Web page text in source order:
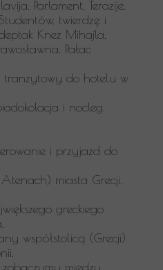
Parlament, Terazije,
twierdzę i
Knez Mihajla,
Pałac
tranzytowy do hotelu w
i nocleg.
i przyjazd do
miasta Grecji.
greckiego
współstolicą (Grecji)
zobaczymy między